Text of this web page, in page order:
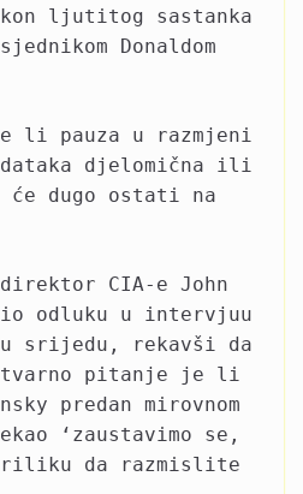
ljutitog sastanka
Donaldom
li pauza u razmjeni
djelomična ili
dugo ostati na
CIA-e John
odluku u intervjuu
u srijedu, rekavši da
stvarno pitanje je li
predan mirovnom
‘zaustavimo se,
da razmislite